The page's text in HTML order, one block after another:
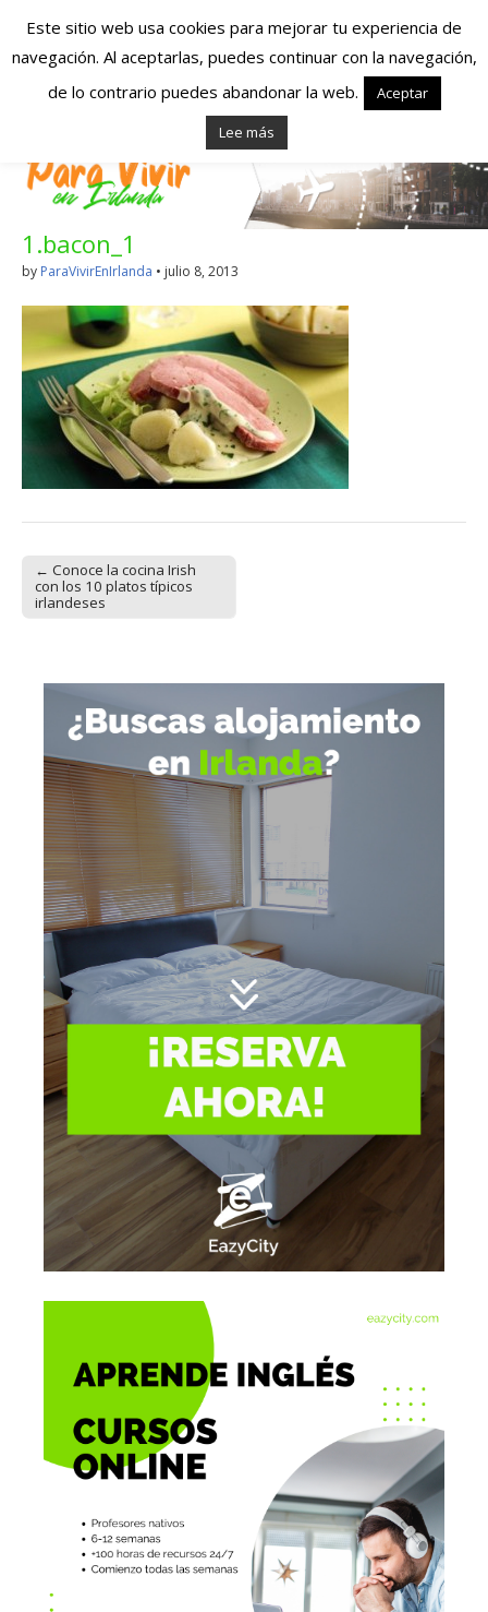
Españoles en
Irlanda – Vivir en
Irlanda – Trabajo
en Irlanda –
Alojamiento en
Irlanda
Blog dedicado a los que viven, estudian y trabajan en
Irlanda!
1.bacon_1
by ParaVivirEnIrlanda • julio 8, 2013
Post navigation
← Conoce la cocina Irish
con los 10 platos típicos
irlandeses
Este sitio web usa cookies para mejorar tu experiencia de
navegación. Al aceptarlas, puedes continuar con la navegación,
de lo contrario puedes abandonar la web.
Aceptar
Lee más